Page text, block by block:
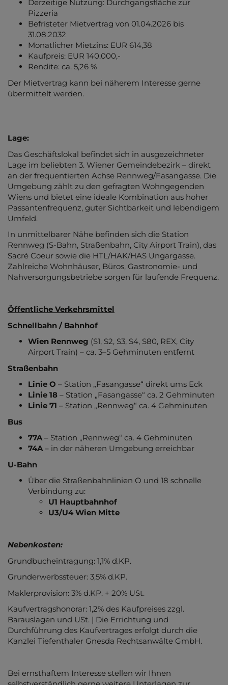
Derzeitige Nutzung: Durchgangsfläche zur
Pizzeria
Befristeter Mietvertrag von 01.04.2026 bis
31.08.2032
Monatlicher Mietzins: EUR 614,38
Kaufpreis: EUR 140.000,-
Rendite: ca. 5,26 %
Der Mietvertrag kann bei näherem Interesse gerne
übermittelt werden.
Lage:
Das Geschäftslokal befindet sich in ausgezeichneter
Lage im beliebten 3. Wiener Gemeindebezirk – direkt
an der frequentierten Achse Rennweg/Fasangasse. Die
Umgebung zählt zu den gefragten Wohngegenden
Wiens und bietet eine ideale Kombination aus hoher
Passantenfrequenz, guter Sichtbarkeit und lebendigem
Umfeld.
In unmittelbarer Nähe befinden sich die Station
Rennweg (S-Bahn, Straßenbahn, City Airport Train), das
Sacré Coeur sowie die HTL/HAK/HAS Ungargasse.
Zahlreiche Wohnhäuser, Büros, Gastronomie- und
Nahversorgungsbetriebe sorgen für laufende Frequenz.
Öffentliche Verkehrsmittel
Schnellbahn / Bahnhof
Wien Rennweg (S1, S2, S3, S4, S80, REX, City
Airport Train) – ca. 3–5 Gehminuten entfernt
Straßenbahn
Linie O – Station „Fasangasse“ direkt ums Eck
Linie 18 – Station „Fasangasse“ ca. 2 Gehminuten
Linie 71 – Station „Rennweg“ ca. 4 Gehminuten
Bus
77A– Station „Rennweg“ ca. 4 Gehminuten
74A– in der näheren Umgebung erreichbar
U-Bahn
Über die Straßenbahnlinien O und 18 schnelle
Verbindung zu:
U1 Hauptbahnhof
U3/U4 Wien Mitte
Nebenkosten:
Grundbucheintragung: 1,1% d.KP.
Grunderwerbssteuer: 3,5% d.KP.
Maklerprovision: 3% d.KP. + 20% USt.
Kaufvertragshonorar: 1,2% des Kaufpreises zzgl.
Barauslagen und USt. | Die Errichtung und
Durchführung des Kaufvertrages erfolgt durch die
Kanzlei Tiefenthaler Gnesda Rechtsanwälte GmbH.
Bei ernsthaftem Interesse stellen wir Ihnen